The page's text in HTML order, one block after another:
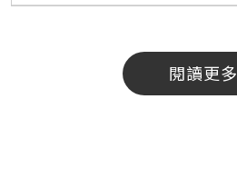
閱讀更多